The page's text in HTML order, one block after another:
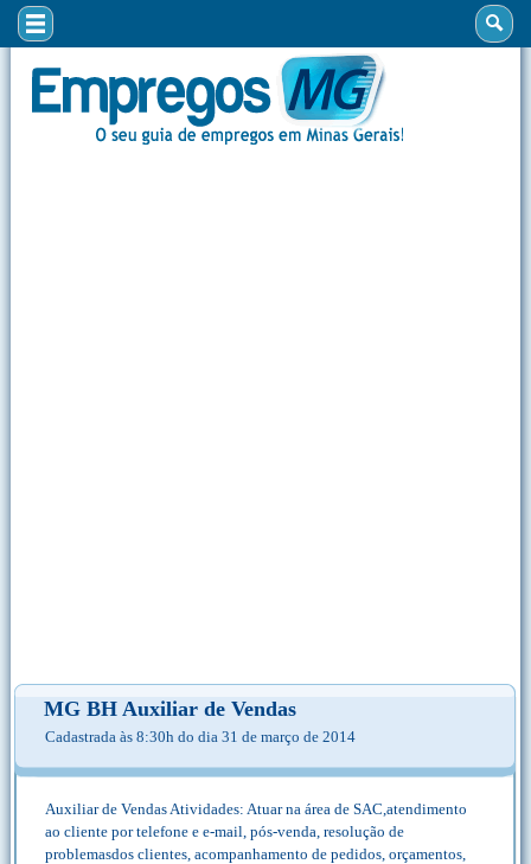
MG BH Auxiliar de Vendas
Cadastrada às 8:30h do dia 31 de março de 2014
Auxiliar de Vendas Atividades: Atuar na área de SAC,atendimento
ao cliente por telefone e e-mail, pós-venda, resolução de
problemasdos clientes, acompanhamento de pedidos, orçamentos,